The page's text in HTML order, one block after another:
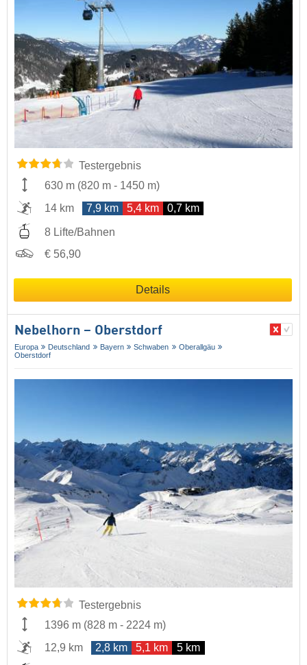
Testergebnis
630 m (820 m - 1450 m)
14 km
7,9 km 5,4 km 0,7 km
8 Lifte/Bahnen
€ 56,90
Details
Nebelhorn – Oberstdorf
Europa Deutschland Bayern Schwaben
Oberallgäu
Oberstdorf
Testergebnis
1396 m (828 m - 2224 m)
12,9 km
2,8 km 5,1 km 5 km